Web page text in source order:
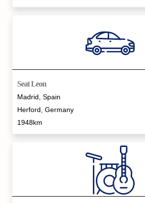
Seat Leon
Madrid, Spain
Herford, Germany
1948km